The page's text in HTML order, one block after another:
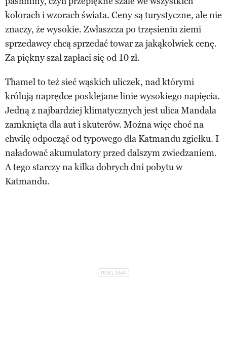
kolorach i wzorach świata. Ceny są turystyczne, ale nie
znaczy, że wysokie. Zwłaszcza po trzęsieniu ziemi
sprzedawcy chcą sprzedać towar za jakąkolwiek cenę.
Za piękny szal zapłaci się od 10 zł.
Thamel to też sieć wąskich uliczek, nad którymi
królują naprędce posklejane linie wysokiego napięcia.
Jedną z najbardziej klimatycznych jest ulica Mandala
zamknięta dla aut i skuterów. Można więc choć na
chwilę odpocząć od typowego dla Katmandu zgiełku. I
naładować akumulatory przed dalszym zwiedzaniem.
A tego starczy na kilka dobrych dni pobytu w
Katmandu.